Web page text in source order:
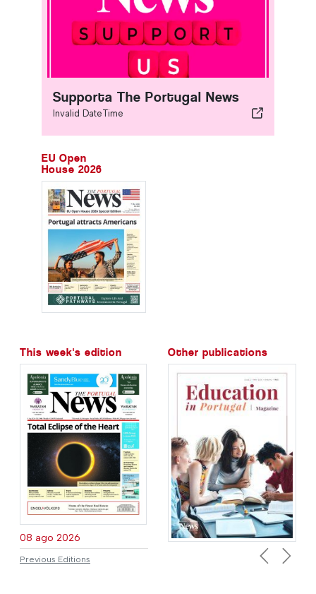
Supporta The Portugal News
Invalid DateTime
EU Open
House 2026
This week's edition
08 ago 2026
Previous Editions
Other publications
Previous
Next